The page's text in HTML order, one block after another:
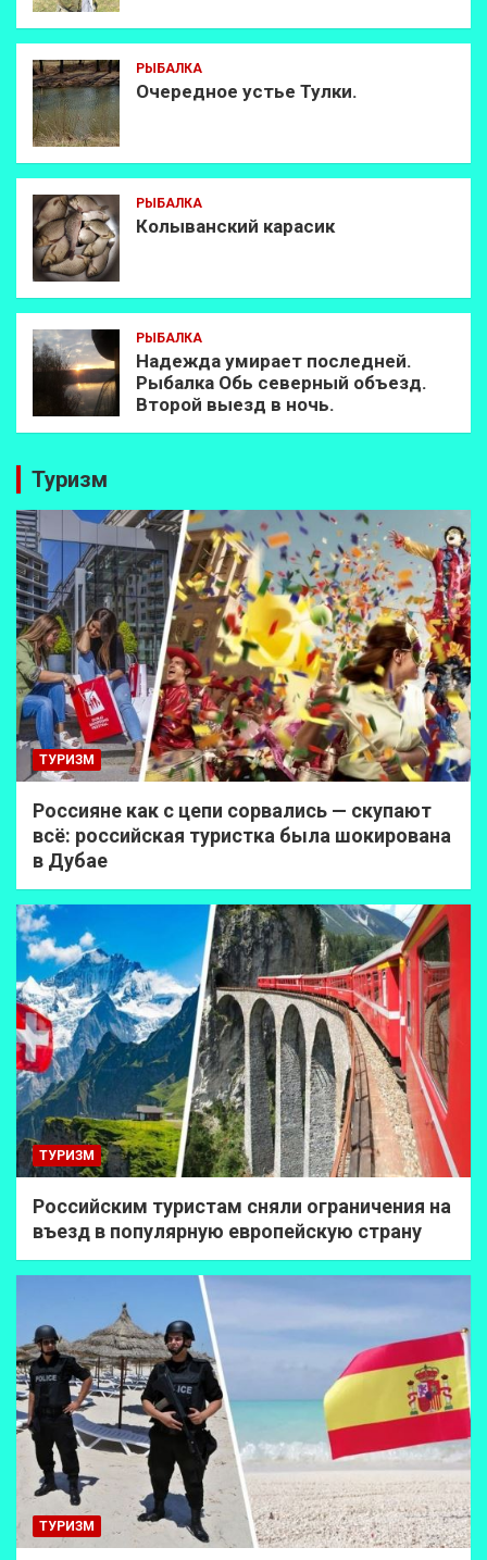
РЫБАЛКА
Очередное устье Тулки.
РЫБАЛКА
Колыванский карасик
РЫБАЛКА
Надежда умирает последней.
Рыбалка Обь северный объезд.
Второй выезд в ночь.
Туризм
ТУРИЗМ
Россияне как с цепи сорвались — скупают
всё: российская туристка была шокирована
в Дубае
ТУРИЗМ
Российским туристам сняли ограничения на
въезд в популярную европейскую страну
ТУРИЗМ